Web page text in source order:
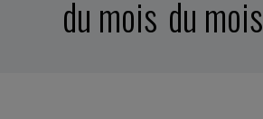
du mois du mois